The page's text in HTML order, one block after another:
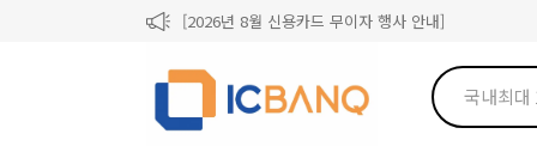
[2026년 8월 신용카드 무이자 행사 안내]
[마일리지 적립 및 사용 정책 개편 안내]